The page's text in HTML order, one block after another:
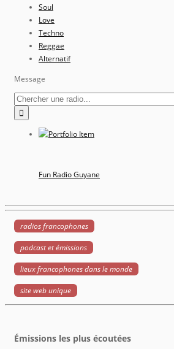
Soul
Love
Techno
Reggae
Alternatif
Message
Fun Radio Guyane
radios francophones
podcast et émissions
lieux francophones dans le monde
site web unique
Émissions les plus écoutées